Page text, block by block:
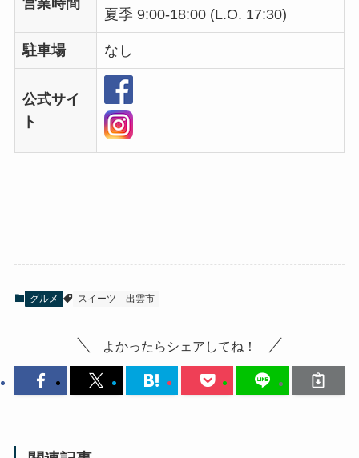
夏季 9:00-18:00 (L.O. 17:30)
駐車場 なし
公式サイ
ト
グルメ スイーツ 出雲市
よかったらシェアしてね！